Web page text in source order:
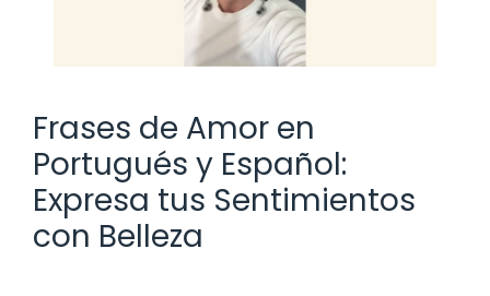
Frases de Amor en
Portugués y Español:
Expresa tus Sentimientos
con Belleza